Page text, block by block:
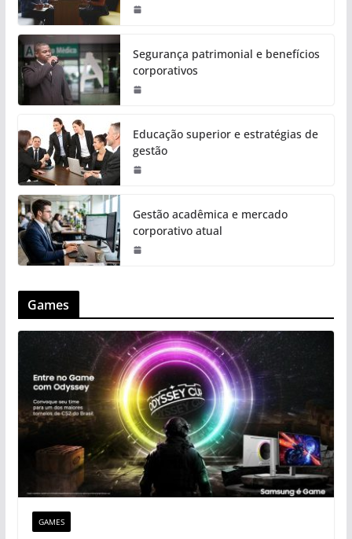
Segurança patrimonial e benefícios
corporativos
Educação superior e estratégias de
gestão
Gestão acadêmica e mercado
corporativo atual
Games
GAMES